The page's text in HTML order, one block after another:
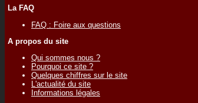
La FAQ
FAQ : Foire aux questions
A propos du site
Qui sommes nous ?
Pourquoi ce site ?
Quelques chiffres sur le site
L'actualité du site
Informations légales